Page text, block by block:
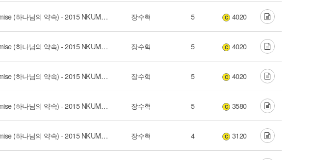
His Promise (하나님의 약속) - 2015 NKUMC Live Worship 장수혁 5 C 4020
His Promise (하나님의 약속) - 2015 NKUMC Live Worship 장수혁 5 C 4020
His Promise (하나님의 약속) - 2015 NKUMC Live Worship 장수혁 5 C 4020
His Promise (하나님의 약속) - 2015 NKUMC Live Worship 장수혁 5 C 3580
His Promise (하나님의 약속) - 2015 NKUMC Live Worship 장수혁 4 C 3120